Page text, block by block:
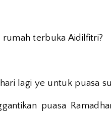
terbuka Aidilfitri?
lagi ye untuk puasa
puasa